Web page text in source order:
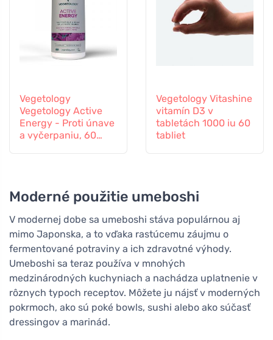
Vegetology
Vegetology Active
Energy - Proti únave
a vyčerpaniu, 60
Vegetology Vitashine
vitamín D3 v
tabletách 1000 iu 60
tabliet
Moderné použitie umeboshi
V modernej dobe sa umeboshi stáva populárnou aj
mimo Japonska, a to vďaka rastúcemu záujmu o
fermentované potraviny a ich zdravotné výhody.
Umeboshi sa teraz používa v mnohých
medzinárodných kuchyniach a nachádza uplatnenie v
rôznych typoch receptov. Môžete ju nájsť v moderných
pokrmoch, ako sú poké bowls, sushi alebo ako súčasť
dressingov a marinád.